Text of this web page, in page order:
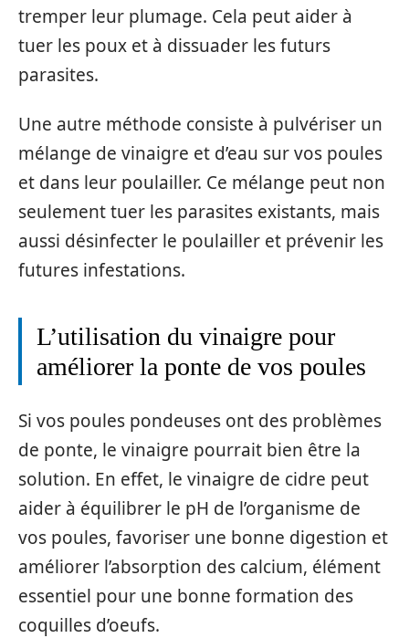
tremper leur plumage. Cela peut aider à
tuer les poux et à dissuader les futurs
parasites.
Une autre méthode consiste à pulvériser un
mélange de vinaigre et d’eau sur vos poules
et dans leur poulailler. Ce mélange peut non
seulement tuer les parasites existants, mais
aussi désinfecter le poulailler et prévenir les
futures infestations.
L’utilisation du vinaigre pour
améliorer la ponte de vos poules
Si vos poules pondeuses ont des problèmes
de ponte, le vinaigre pourrait bien être la
solution. En effet, le vinaigre de cidre peut
aider à équilibrer le pH de l’organisme de
vos poules, favoriser une bonne digestion et
améliorer l’absorption des calcium, élément
essentiel pour une bonne formation des
coquilles d’oeufs.